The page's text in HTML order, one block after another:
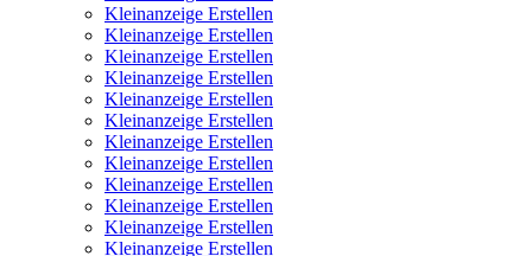
Kleinanzeige Erstellen
Kleinanzeige Erstellen
Kleinanzeige Erstellen
Kleinanzeige Erstellen
Kleinanzeige Erstellen
Kleinanzeige Erstellen
Kleinanzeige Erstellen
Kleinanzeige Erstellen
Kleinanzeige Erstellen
Kleinanzeige Erstellen
Kleinanzeige Erstellen
Kleinanzeige Erstellen